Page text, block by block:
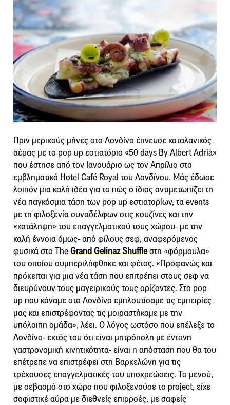
Πριν μερικούς μήνες στο Λονδίνο έπνευσε καταλανικός
αέρας με το pop up εστιατόριο «50 days By Albert Adrià»
που έστησε από τον Ιανουάριο ως τον Απρίλιο στο
εμβληματικό Hotel Café Royal του Λονδίνου. Μάς έδωσε
λοιπόν μια καλή ιδέα για το πώς ο ίδιος αντιμετωπίζει τη
νέα παγκόσμια τάση των pop up εστιατορίων, τα events
με τη φιλοξενία συναδέλφων στις κουζίνες και την
«κατάληψη» του επαγγελματικού τους χώρου- με την
καλή έννοια όμως- από φίλους σεφ, αναφερόμενος
φυσικά στο TheGrand Gelinaz Shuffleστη «φόρμουλα»
του οποίου συμπεριλήφθηκε και φέτος. «Προφανώς και
πρόκειται για μια νέα τάση που επιτρέπει στους σεφ να
διευρύνουν τους μαγειρικούς τους ορίζοντες. Στο pop
up που κάναμε στο Λονδίνο εμπλουτίσαμε τις εμπειρίες
μας και επιστρέφοντας τις μοιραστήκαμε με την
υπόλοιπη ομάδα», λέει. Ο λόγος ωστόσο που επέλεξε το
Λονδίνο- εκτός του ότι είναι μητρόπολη με έντονη
γαστρονομική κινητικότητα- είναι η απόσταση που θα του
επέτρεπε να επιστρέφει στη Βαρκελώνη για τις
τρέχουσες επαγγελματικές του υποχρεώσεις. Το μενού,
με σεβασμό στο χώρο που φιλοξενούσε το project, είχε
σοφιστικέ αύρα με διεθνείς επιρροές, με σαφείς